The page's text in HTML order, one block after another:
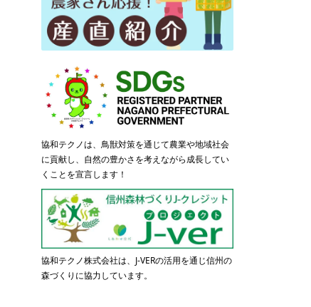
協和テクノは、鳥獣対策を通じて農業や地域社会
に貢献し、自然の豊かさを考えながら成長してい
くことを宣言します！
協和テクノ株式会社は、J-VERの活用を通じ信州の
森づくりに協力しています。